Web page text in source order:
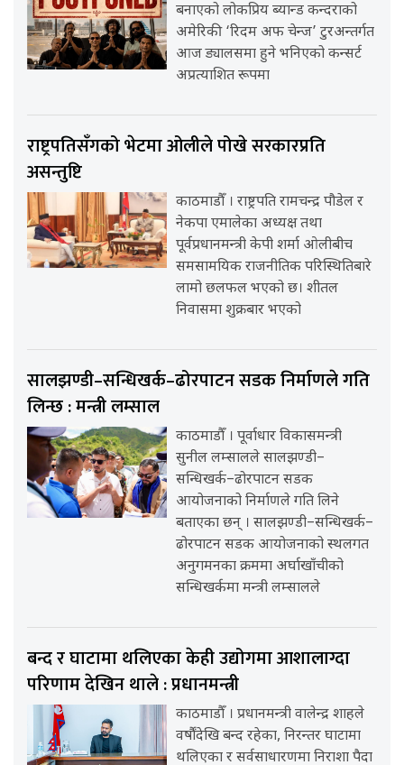
बनाएको लोकप्रिय ब्यान्ड कन्दराको
अमेरिकी ‘रिदम अफ चेन्ज’ टुरअन्तर्गत
आज ड्यालसमा हुने भनिएको कन्सर्ट
अप्रत्याशित रूपमा
राष्ट्रपतिसँगको भेटमा ओलीले पोखे सरकारप्रति
असन्तुष्टि
काठमाडौँ । राष्ट्रपति रामचन्द्र पौडेल र
नेकपा एमालेका अध्यक्ष तथा
पूर्वप्रधानमन्त्री केपी शर्मा ओलीबीच
समसामयिक राजनीतिक परिस्थितिबारे
लामो छलफल भएको छ। शीतल
निवासमा शुक्रबार भएको
सालझण्डी–सन्धिखर्क–ढोरपाटन सडक निर्माणले गति
लिन्छ : मन्त्री लम्साल
काठमाडौँ । पूर्वाधार विकासमन्त्री
सुनील लम्सालले सालझण्डी–
सन्धिखर्क–ढोरपाटन सडक
आयोजनाको निर्माणले गति लिने
बताएका छन् । सालझण्डी–सन्धिखर्क–
ढोरपाटन सडक आयोजनाको स्थलगत
अनुगमनका क्रममा अर्घाखाँचीको
सन्धिखर्कमा मन्त्री लम्सालले
बन्द र घाटामा थलिएका केही उद्योगमा आशालाग्दा
परिणाम देखिन थाले : प्रधानमन्त्री
काठमाडौँ । प्रधानमन्त्री वालेन्द्र शाहले
वर्षौंदेखि बन्द रहेका, निरन्तर घाटामा
थलिएका र सर्वसाधारणमा निराशा पैदा